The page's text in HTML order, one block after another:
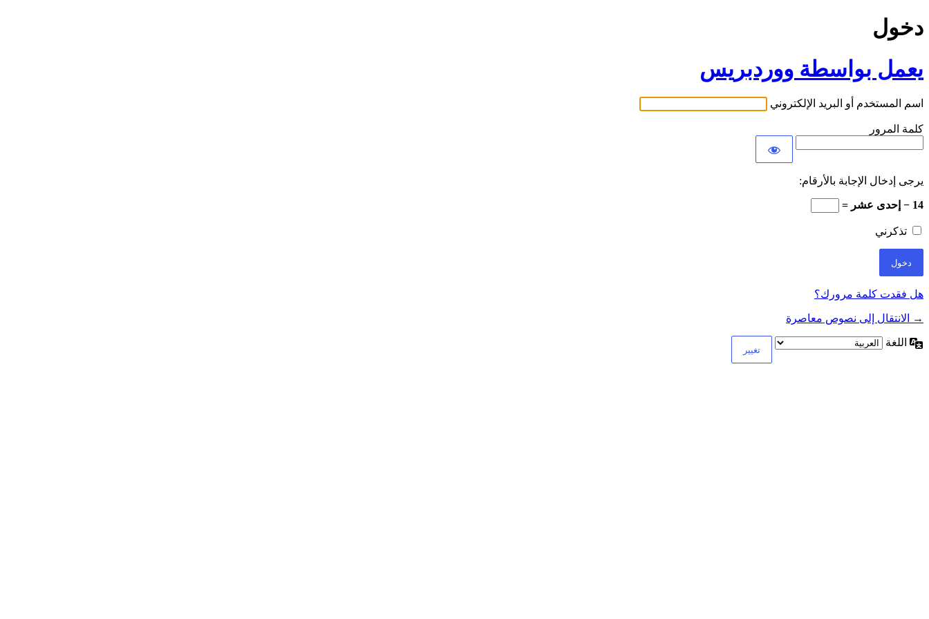
دخول
يعمل بواسطة ووردبريس
اسم المستخدم أو البريد الإلكتروني
كلمة المرور
يرجى إدخال الإجابة بالأرقام:
14 − إحدى عشر =
تذكرني
هل فقدت كلمة مرورك؟
→ الانتقال إلى نصوص معاصرة
اللغة